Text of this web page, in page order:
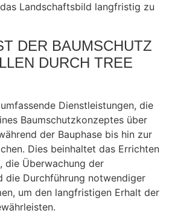
Landschaftsbild langfristig zu
DER BAUMSCHUTZ
DURCH TREE
Dienstleistungen, die
Baumschutzkonzeptes über
der Bauphase bis hin zur
Dies beinhaltet das Errichten
die Überwachung der
die Durchführung notwendiger
um den langfristigen Erhalt der